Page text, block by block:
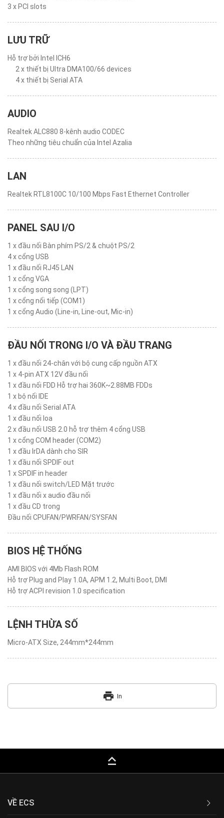
3 x PCI slots
LƯU TRỮ
Hỗ trợ bởi Intel ICH6
2 x thiết bị Ultra DMA100/66 devices
4 x thiết bị Serial ATA
AUDIO
Realtek ALC880 8-kênh audio CODEC
Theo những tiêu chuẩn của Intel Azalia
LAN
Realtek RTL8100C 10/100 Mbps Fast Ethernet Controller
PANEL SAU I/O
1 x đầu nối Bàn phím PS/2 & chuột PS/2
4 x cổng USB
1 x đầu nối RJ45 LAN
1 x cổng VGA
1 x cổng song song (LPT)
1 x cổng nối tiếp (COM1)
1 x cổng Audio (Line-in, Line-out, Mic-in)
ĐẦU NỐI TRONG I/O VÀ ĐẦU TRANG
1 x đầu nối 24-chân với bộ cung cấp nguồn ATX
1 x 4-pin ATX 12V đầu nối
1 x đầu nối FDD Hỗ trợ hai 360K~2.88MB FDDs
1 x bộ nối IDE
4 x đầu nối Serial ATA
1 x đầu nối loa
2 x đầu nối USB 2.0 hỗ trợ thêm 4 cổng USB
1 x cổng COM header (COM2)
1 x đầu IrDA dành cho SIR
1 x đầu nối SPDIF out
1 x SPDIF in header
1 x đầu nối switch/LED Mặt trước
1 x đầu nối x audio đầu nối
1 x đầu CD trong
Đầu nối CPUFAN/PWRFAN/SYSFAN
BIOS HỆ THỐNG
AMI BIOS với 4Mb Flash ROM
Hỗ trợ Plug and Play 1.0A, APM 1.2, Multi Boot, DMI
Hỗ trợ ACPI revision 1.0 specification
LỆNH THỪA SỐ
Micro-ATX Size, 244mm*244mm
print In
keyboard_capslock
VỀ ECS